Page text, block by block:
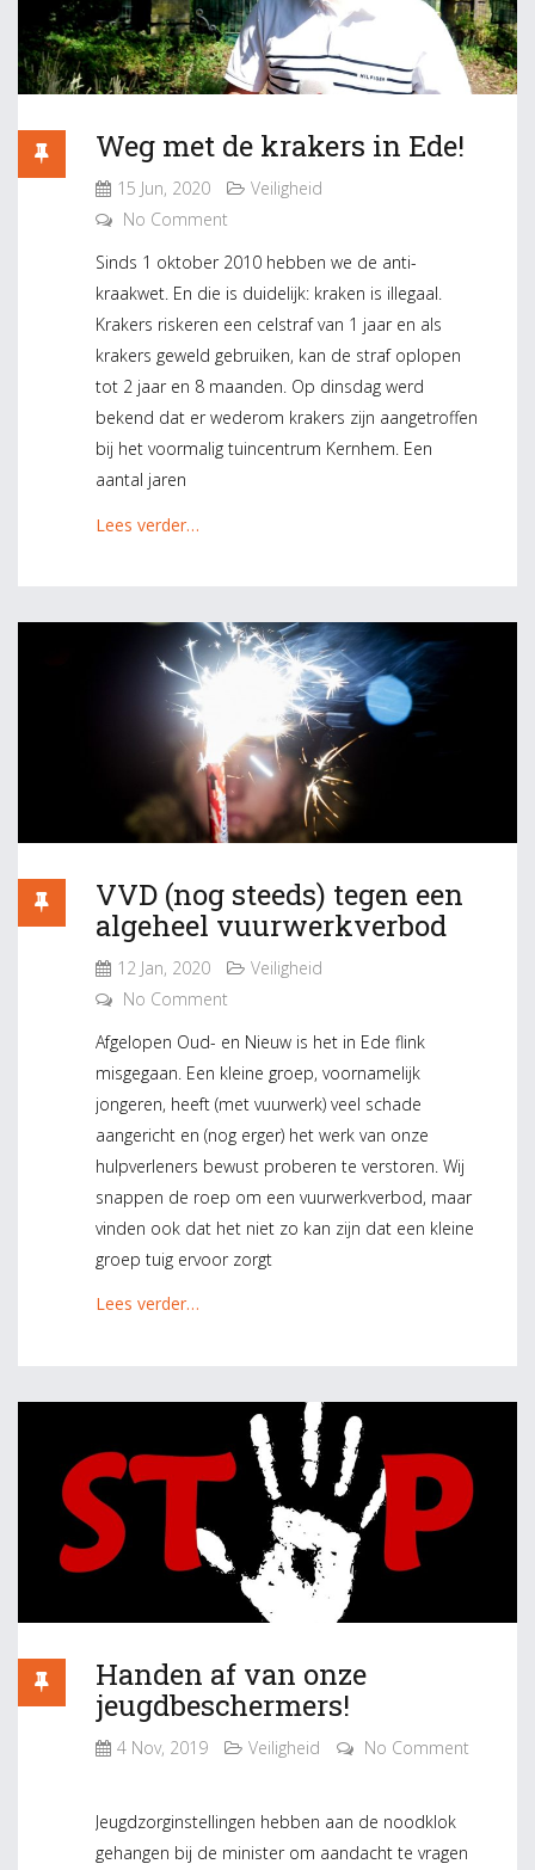
Weg met de krakers in Ede!
15 Jun, 2020
Veiligheid
No Comment
Sinds 1 oktober 2010 hebben we de anti-
kraakwet. En die is duidelijk: kraken is illegaal.
Krakers riskeren een celstraf van 1 jaar en als
krakers geweld gebruiken, kan de straf oplopen
tot 2 jaar en 8 maanden. Op dinsdag werd
bekend dat er wederom krakers zijn aangetroffen
bij het voormalig tuincentrum Kernhem. Een
aantal jaren
Lees verder…
VVD (nog steeds) tegen een
algeheel vuurwerkverbod
12 Jan, 2020
Veiligheid
No Comment
Afgelopen Oud- en Nieuw is het in Ede flink
misgegaan. Een kleine groep, voornamelijk
jongeren, heeft (met vuurwerk) veel schade
aangericht en (nog erger) het werk van onze
hulpverleners bewust proberen te verstoren. Wij
snappen de roep om een vuurwerkverbod, maar
vinden ook dat het niet zo kan zijn dat een kleine
groep tuig ervoor zorgt
Lees verder…
Handen af van onze
jeugdbeschermers!
4 Nov, 2019 Veiligheid No Comment
Jeugdzorginstellingen hebben aan de noodklok
gehangen bij de minister om aandacht te vragen